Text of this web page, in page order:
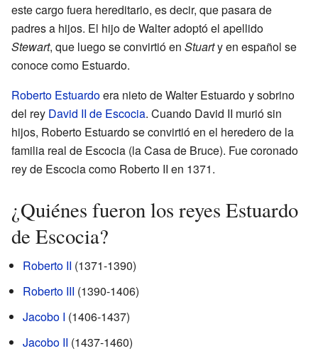
este cargo fuera hereditario, es decir, que pasara de
padres a hijos. El hijo de Walter adoptó el apellido
Stewart, que luego se convirtió en Stuarty en español se
conoce como Estuardo.
Roberto Estuardoera nieto de Walter Estuardo y sobrino
del rey David II de Escocia. Cuando David II murió sin
hijos, Roberto Estuardo se convirtió en el heredero de la
familia real de Escocia (la Casa de Bruce). Fue coronado
rey de Escocia como Roberto II en 1371.
¿Quiénes fueron los reyes Estuardo
de Escocia?
Roberto II (1371-1390)
Roberto III (1390-1406)
Jacobo I (1406-1437)
Jacobo II (1437-1460)